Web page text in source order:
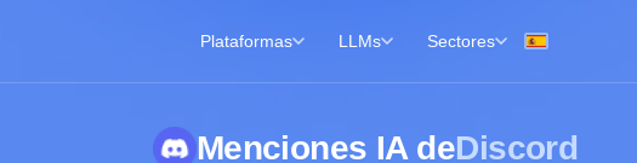
Plataformas LLMs Sectores
Menciones IA deDiscord